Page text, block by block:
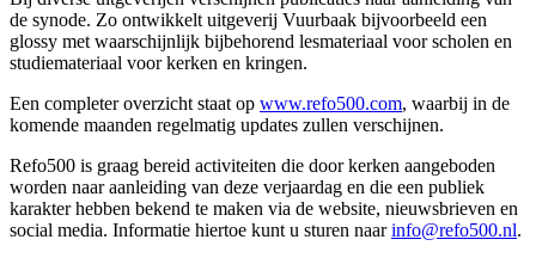
de synode. Zo ontwikkelt uitgeverij Vuurbaak bijvoorbeeld een
glossy met waarschijnlijk bijbehorend lesmateriaal voor scholen en
studiemateriaal voor kerken en kringen.
Een completer overzicht staat op www.refo500.com, waarbij in de
komende maanden regelmatig updates zullen verschijnen.
Refo500 is graag bereid activiteiten die door kerken aangeboden
worden naar aanleiding van deze verjaardag en die een publiek
karakter hebben bekend te maken via de website, nieuwsbrieven en
social media. Informatie hiertoe kunt u sturen naarinfo@refo500.nl.